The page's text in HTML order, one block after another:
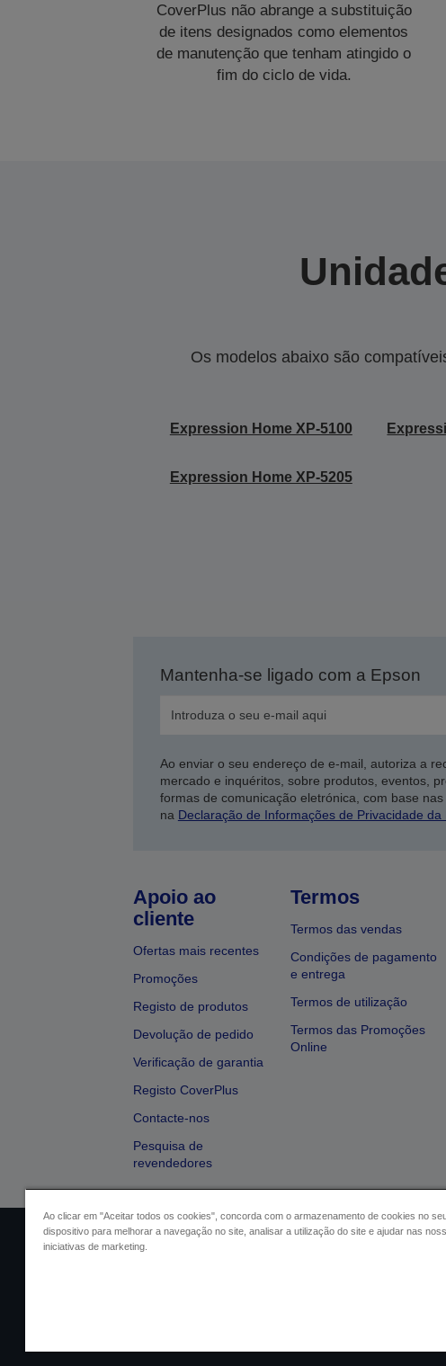
CoverPlus não abrange a substituição
de itens designados como elementos
de manutenção que tenham atingido o
fim do ciclo de vida.
Os modelos abaixo são
Expression Home XP-5100
Expression Home XP-5205
Mantenha-se ligado com a Epson
Ao enviar o seu endereço de e-mail, autoriza a
mercado e inquéritos, sobre produtos, eventos,
formas de comunicação eletrónica, com base
na Declaração de Informações de Privacidade da
Apoio ao
cliente
Ofertas mais recentes
Promoções
Registo de produtos
Devolução de pedido
Verificação de garantia
Registo CoverPlus
Contacte-nos
Pesquisa de
revendedores
Termos
Termos das vendas
Condições de pagamento
e entrega
Termos de utilização
Termos das Promoções
Online
Identificação do vendedor Identificação da
Ao clicar em "Aceitar todos os cookies", concorda com o armazenamento de cookies no
dispositivo para melhorar a navegação no site, analisar a utilização do site e ajudar nas
iniciativas de marketing.